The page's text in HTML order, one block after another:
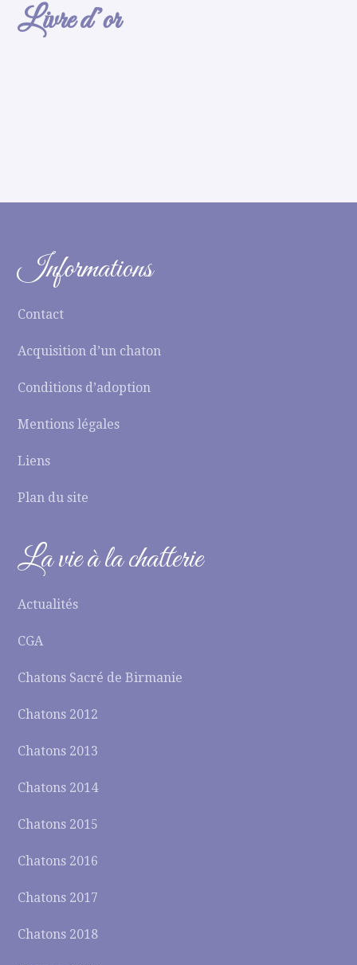
Livre d’or
Informations
Contact
Acquisition d’un chaton
Conditions d’adoption
Mentions légales
Liens
Plan du site
La vie à la chatterie
Actualités
CGA
Chatons Sacré de Birmanie
Chatons 2012
Chatons 2013
Chatons 2014
Chatons 2015
Chatons 2016
Chatons 2017
Chatons 2018